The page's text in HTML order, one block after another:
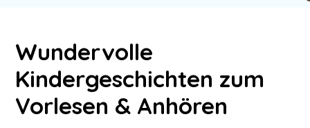
Wundervolle
Kindergeschichten zum
Vorlesen & Anhören